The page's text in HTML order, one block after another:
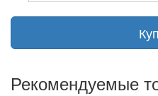
Рекомендуемые